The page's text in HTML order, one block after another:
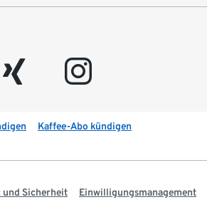
xing instagram
Kaffee-Abo kündigen
und Sicherheit Einwilligungsmanagement